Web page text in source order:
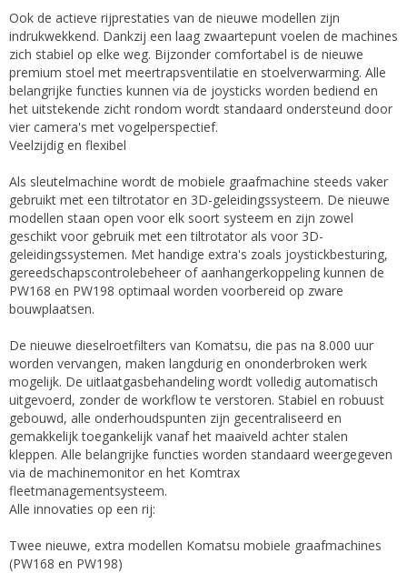
Ook de actieve rijprestaties van de nieuwe modellen zijn
indrukwekkend. Dankzij een laag zwaartepunt voelen de machines
zich stabiel op elke weg. Bijzonder comfortabel is de nieuwe
premium stoel met meertrapsventilatie en stoelverwarming. Alle
belangrijke functies kunnen via de joysticks worden bediend en
het uitstekende zicht rondom wordt standaard ondersteund door
vier camera's met vogelperspectief.
Veelzijdig en flexibel
Als sleutelmachine wordt de mobiele graafmachine steeds vaker
gebruikt met een tiltrotator en 3D-geleidingssysteem. De nieuwe
modellen staan open voor elk soort systeem en zijn zowel
geschikt voor gebruik met een tiltrotator als voor 3D-
geleidingssystemen. Met handige extra's zoals joystickbesturing,
gereedschapscontrolebeheer of aanhangerkoppeling kunnen de
PW168 en PW198 optimaal worden voorbereid op zware
bouwplaatsen.
De nieuwe dieselroetfilters van Komatsu, die pas na 8.000 uur
worden vervangen, maken langdurig en ononderbroken werk
mogelijk. De uitlaatgasbehandeling wordt volledig automatisch
uitgevoerd, zonder de workflow te verstoren. Stabiel en robuust
gebouwd, alle onderhoudspunten zijn gecentraliseerd en
gemakkelijk toegankelijk vanaf het maaiveld achter stalen
kleppen. Alle belangrijke functies worden standaard weergegeven
via de machinemonitor en het Komtrax
fleetmanagementsysteem.
Alle innovaties op een rij:
Twee nieuwe, extra modellen Komatsu mobiele graafmachines
(PW168 en PW198)